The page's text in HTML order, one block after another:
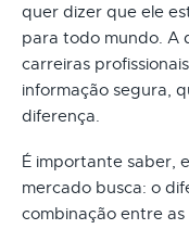
quer dizer que ele
para todo mundo. A
carreiras
informação segura,
diferença.
É importante saber,
mercado busca: o
combinação entre as